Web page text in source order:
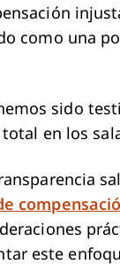
como una
sido
en los
este